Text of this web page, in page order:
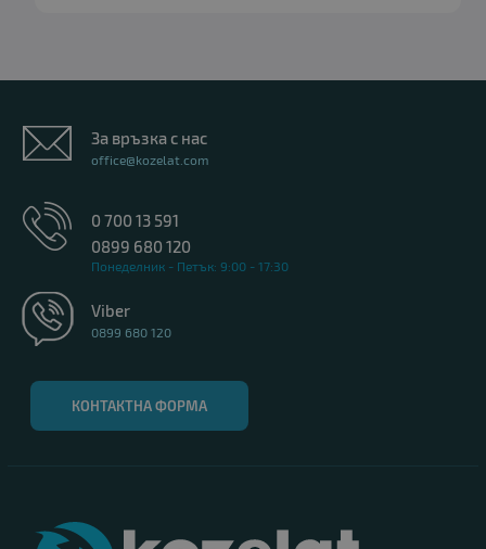
За връзка с нас
office@kozelat.com
0 700 13 591
0899 680 120
Понеделник - Петък: 9:00 - 17:30
Viber
0899 680 120
КОНТАКТНА ФОРМА